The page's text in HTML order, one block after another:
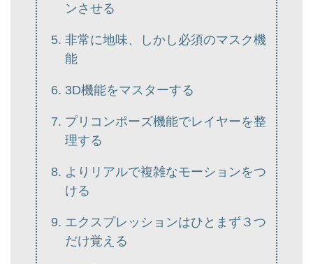
ンさせる
非常に地味、しかし必須のマスク機
能
3D機能をマスターする
プリコンポーズ機能でレイヤーを整
理する
よりリアルで複雑なモーションをつ
ける
エクスプレッションはひとまず３つ
だけ覚える